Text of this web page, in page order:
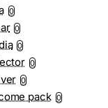
0
0
0
0
0
pack 0